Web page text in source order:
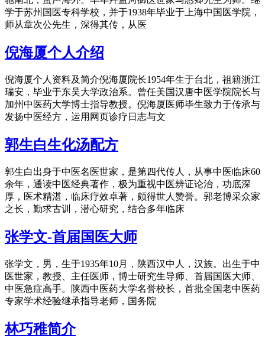
学于苏州国医专科学校，并于1938年毕业于上海中国医学院，
师从章次公先生，深得其传，从医
倪海厦个人介绍
倪海厦个人资料及简介倪海厦院长1954年生于台北，祖籍浙江
瑞安，毕业于东吴大学政治系。曾任美国汉唐中医学院院长与
加州中医药大学博士指导教授。倪海厦医师毕生致力于传承与
发扬中医经方，运用网页诊疗日志与文
郭生白生化汤配方
郭生白出身于中医名医世家，是第四代传人，从事中医临床60
余年，通读中医经典著作，极为重视中医辨证论治，功底深
厚，医术精湛，临床疗效卓著，颇得世人赞誉。郭老博采众家
之长，勤求古训，潜心研究，结合多年临床
张学文-首届国医大师
张学文，男，生于1935年10月，陕西汉中人，汉族。出生于中
医世家，教授、主任医师，博士研究生导师、首届国医大师、
中医急症高手。陕西中医药大学名誉校长，首批全国老中医药
专家学术经验继承指导老师，国务院
林巧稚简介